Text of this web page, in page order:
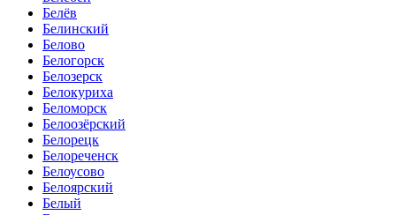
Белёв
Белинский
Белово
Белогорск
Белозерск
Белокуриха
Беломорск
Белоозёрский
Белорецк
Белореченск
Белоусово
Белоярский
Белый